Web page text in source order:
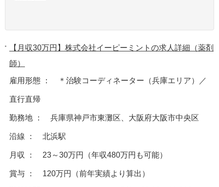
【月収30万円】株式会社イーピーミントの求人詳細（薬剤
師）
雇用形態 ： ＊治験コーディネーター（兵庫エリア）／
直行直帰
勤務地 ： 兵庫県神戸市東灘区、大阪府大阪市中央区
沿線 ： 北浜駅
月収 ： 23～30万円（年収480万円も可能）
賞与 ： 120万円（前年実績より算出）